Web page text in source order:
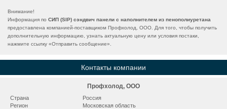
Внимание!
Информация по СИП (SIP) сэндвич панели с наполнителем из пенополиуретана
предоставлена компанией-поставщиком Профхолод, ООО. Для того, чтобы получить
дополнительную информацию, узнать актуальную цену или условия постаки,
нажмите ссылку «Отправить сообщение».
Контакты компании
Профхолод, ООО
Страна
Россия
Регион
Московская область